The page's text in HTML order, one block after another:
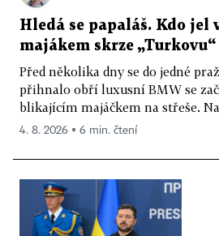
Hledá se papaláš. Kdo jel
majákem skrze
Před několika dny se do jedné
přihnalo obří luxusní BMW se
blikajícím majáčkem na střeše.
4. 8. 2026 ▪ 6 min. čtení